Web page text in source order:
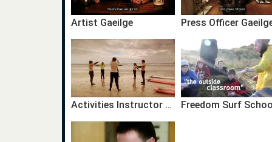
Artist Gaeilge Press Officer
Activities Instructor Gaeilge